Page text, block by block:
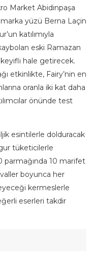
Market Abidinpaşa
yüzü Berna Laçin
katılımıyla
eski Ramazan
keyifli hale getirecek.
etkinlikte, Fairy’nin en
oranla iki kat daha
önünde test
esintilerle dolduracak
tüketicilerle
parmağında 10 marifet
boyunca her
kermeslerle
eserleri takdir